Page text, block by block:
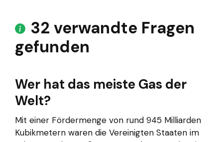
32 verwandte Fragen
gefunden
Wer hat das meiste Gas der
Welt?
Mit einer Fördermenge von rund 945 Milliarden
Kubikmetern waren die Vereinigten Staaten im